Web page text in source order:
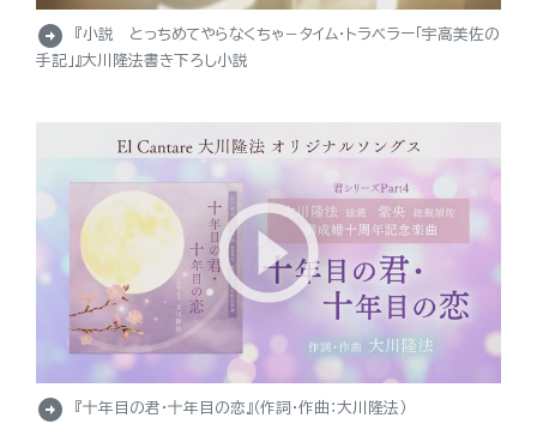
arrow_circle_right
『小説 とっちめてやらなくちゃ－タイム・トラベラー「宇高美佐の
手記」』大川隆法書き下ろし小説
arrow_circle_right 『十年目の君・十年目の恋』（作詞・作曲：大川隆法）